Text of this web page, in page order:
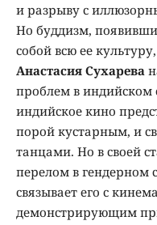
и разрыву с
Но буддизм,
собой всю ее
Анастасия Сухарева
проблем в индийском
индийское кино
порой кустарным, и
танцами. Но в своей
перелом в гендерном
связывает его с
демонстрирующим